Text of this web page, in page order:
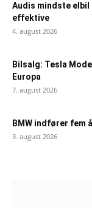
Audis mindste elbil
effektive
4. august 2026
Bilsalg: Tesla
Europa
7. august 2026
BMW indfører fem
3. august 2026